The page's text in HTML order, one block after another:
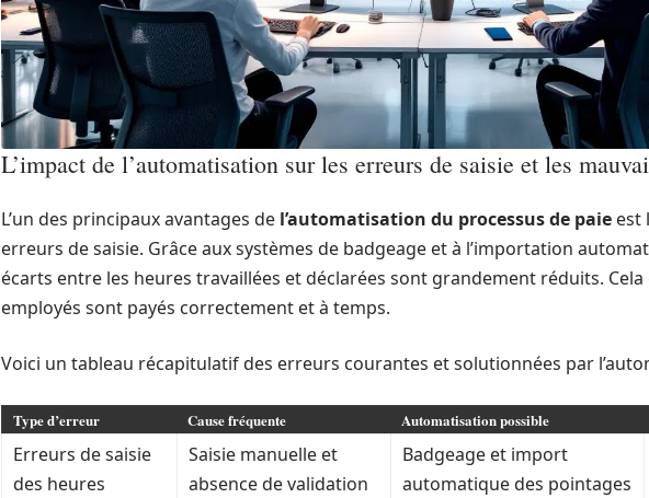
L’impact de l’automatisation sur les erreurs de saisie et les
L’un des principaux avantages de l’automatisation du processus de paie est
erreurs de saisie. Grâce aux systèmes de badgeage et à l’importation
écarts entre les heures travaillées et déclarées sont grandement réduits.
employés sont payés correctement et à temps.
Voici un tableau récapitulatif des erreurs courantes et solutionnées par
Type d’erreur Cause fréquente Automatisation possible
Erreurs de saisie
des heures
Saisie manuelle et
absence de validation
Badgeage et import
automatique des pointages